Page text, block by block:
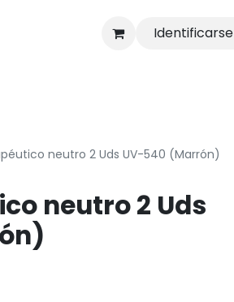
Identificarse
neutro 2 Uds UV-540 (Marrón)
neutro 2 Uds